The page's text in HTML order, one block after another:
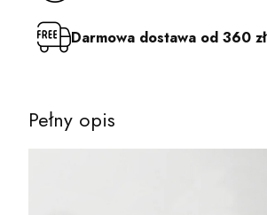
Darmowa dostawa od 360 zł
Pełny opis